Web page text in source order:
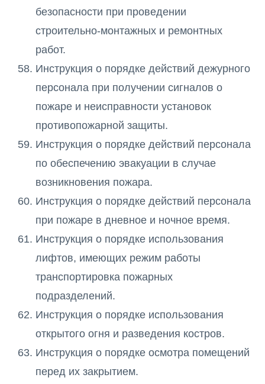
безопасности при проведении
строительно-монтажных и ремонтных
работ.
Инструкция о порядке действий дежурного
персонала при получении сигналов о
пожаре и неисправности установок
противопожарной защиты.
Инструкция о порядке действий персонала
по обеспечению эвакуации в случае
возникновения пожара.
Инструкция о порядке действий персонала
при пожаре в дневное и ночное время.
Инструкция о порядке использования
лифтов, имеющих режим работы
транспортировка пожарных
подразделений.
Инструкция о порядке использования
открытого огня и разведения костров.
Инструкция о порядке осмотра помещений
перед их закрытием.